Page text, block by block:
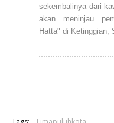
sekembalinya dari
akan meninjau
Hatta" di Ketinggian,